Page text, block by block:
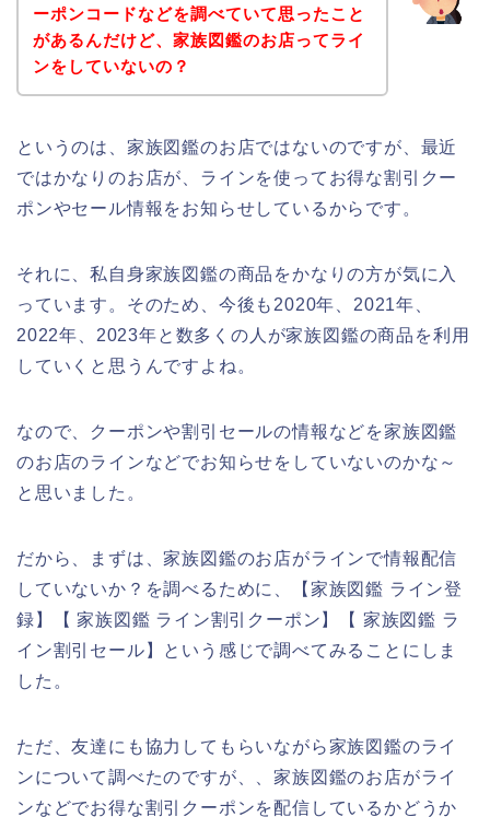
ーポンコードなどを調べていて思ったこと
があるんだけど、家族図鑑のお店ってライ
ンをしていないの？
というのは、家族図鑑のお店ではないのですが、最近
ではかなりのお店が、ラインを使ってお得な割引クー
ポンやセール情報をお知らせしているからです。
それに、私自身家族図鑑の商品をかなりの方が気に入
っています。そのため、今後も2020年、2021年、
2022年、2023年と数多くの人が家族図鑑の商品を利用
していくと思うんですよね。
なので、クーポンや割引セールの情報などを家族図鑑
のお店のラインなどでお知らせをしていないのかな～
と思いました。
だから、まずは、家族図鑑のお店がラインで情報配信
していないか？を調べるために、【家族図鑑 ライン登
録】【 家族図鑑 ライン割引クーポン】【 家族図鑑 ラ
イン割引セール】という感じで調べてみることにしま
した。
ただ、友達にも協力してもらいながら家族図鑑のライ
ンについて調べたのですが、、家族図鑑のお店がライ
ンなどでお得な割引クーポンを配信しているかどうか